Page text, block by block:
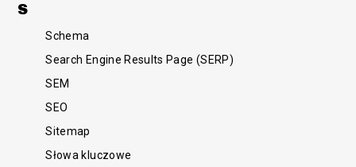
S
Schema
Search Engine Results Page (SERP)
SEM
SEO
Sitemap
Słowa kluczowe